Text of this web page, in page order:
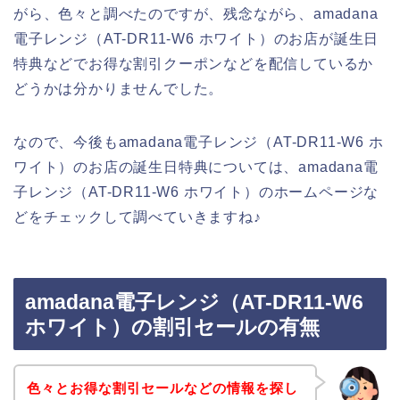
がら、色々と調べたのですが、残念ながら、amadana
電子レンジ（AT-DR11-W6 ホワイト）のお店が誕生日
特典などでお得な割引クーポンなどを配信しているか
どうかは分かりませんでした。
なので、今後もamadana電子レンジ（AT-DR11-W6 ホ
ワイト）のお店の誕生日特典については、amadana電
子レンジ（AT-DR11-W6 ホワイト）のホームページな
どをチェックして調べていきますね♪
amadana電子レンジ（AT-DR11-W6
ホワイト）の割引セールの有無
色々とお得な割引セールなどの情報を探し